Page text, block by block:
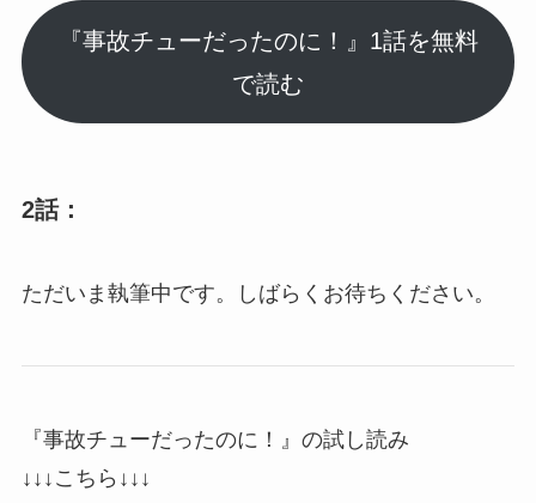
『事故チューだったのに！』1話を無料
で読む
2話：
ただいま執筆中です。しばらくお待ちください。
『事故チューだったのに！』の試し読み
↓↓↓こちら↓↓↓